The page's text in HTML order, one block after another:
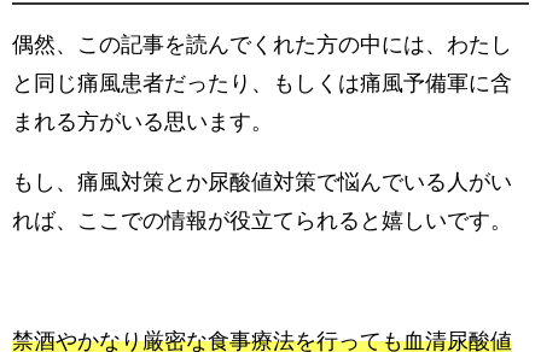
偶然、この記事を読んでくれた方の中には、わたし
と同じ痛風患者だったり、もしくは痛風予備軍に含
まれる方がいる思います。
もし、痛風対策とか尿酸値対策で悩んでいる人がい
れば、ここでの情報が役立てられると嬉しいです。
禁酒やかなり厳密な食事療法を行っても血清尿酸値